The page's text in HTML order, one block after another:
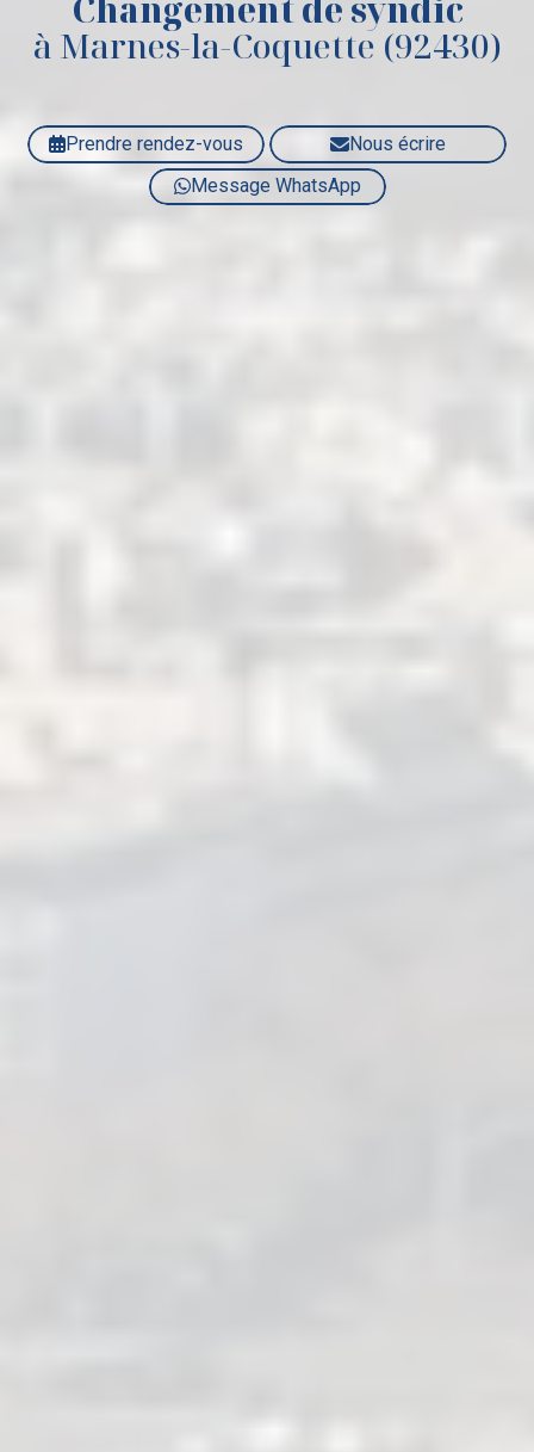
Changement de syndic
à Marnes-la-Coquette (92430)
Prendre rendez-vous
Nous écrire
Message WhatsApp